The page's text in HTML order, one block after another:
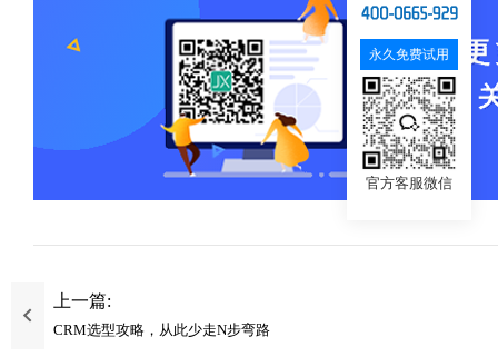
上一篇:
CRM选型攻略，从此少走N步弯路
永久免费试用
官方客服微信